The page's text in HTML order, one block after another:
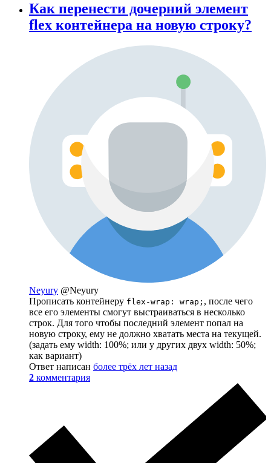
Как перенести дочерний элемент
flex контейнера на новую строку?
Neyury @Neyury
Прописать контейнеру flex-wrap: wrap; , после чего
все его элементы смогут выстраиваться в несколько
строк. Для того чтобы последний элемент попал на
новую строку, ему не должно хватать места на текущей.
(задать ему width: 100%; или у других двух width: 50%;
как вариант)
Ответ написан более трёх лет назад
2 комментария